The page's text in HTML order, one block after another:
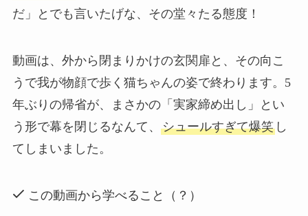
だ」とでも言いたげな、その堂々たる態度！
動画は、外から閉まりかけの玄関扉と、その向こ
うで我が物顔で歩く猫ちゃんの姿で終わります。5
年ぶりの帰省が、まさかの「実家締め出し」とい
う形で幕を閉じるなんて、 シュールすぎて爆笑し
てしまいました。
この動画から学べること（？）